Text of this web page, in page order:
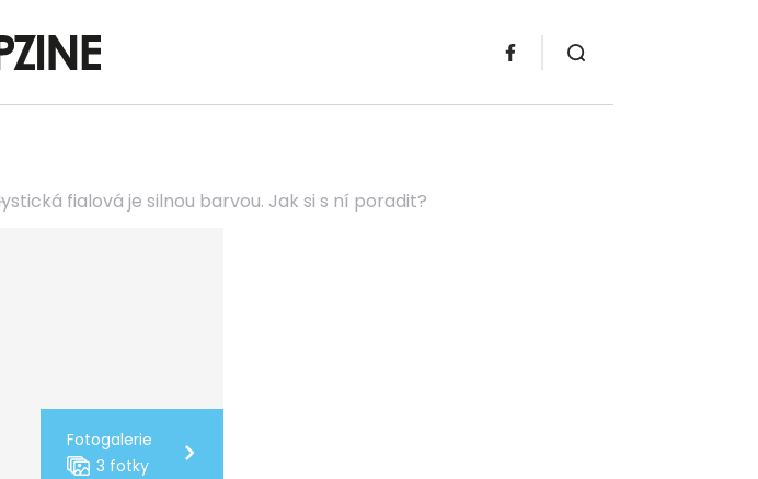
fialová je silnou barvou. Jak si s ní poradit?
Fotogalerie
3 fotky